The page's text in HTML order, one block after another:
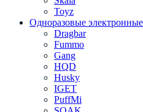
Toyz
Одноразовые
Dragbar
Fummo
Gang
HQD
Husky
IGET
PuffMi